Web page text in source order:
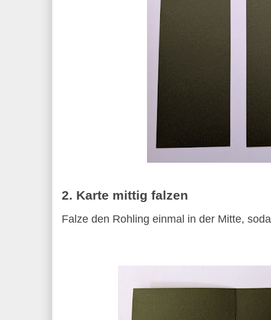
2. Karte mittig falzen
Falze den Rohling einmal in der Mitte,